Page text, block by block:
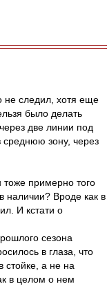
не следил, хотя еще
было делать
две линии под
зону, через
тоже примерно того
наличии? Вроде как в
И кстати о
сезона
в глаза, что
стойке, а не на
в целом о нем